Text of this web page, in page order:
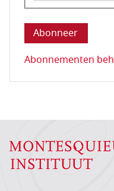
Deze vraag is
Abonnementen